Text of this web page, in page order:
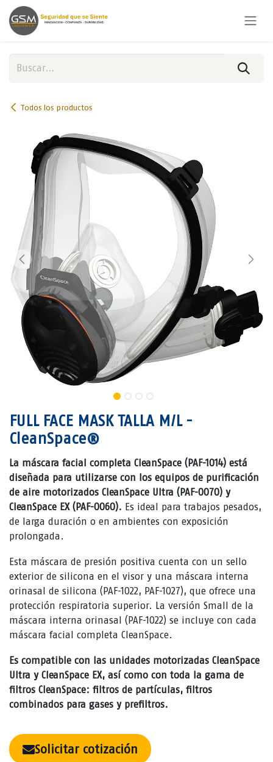
Ir al contenido
Todos los productos
FULL FACE MASK TALLA M/L -
CleanSpace®
La máscara facial completa CleanSpace (PAF-1014) está
diseñada para utilizarse con los equipos de purificación
de aire motorizados CleanSpace Ultra (PAF-0070) y
CleanSpace EX (PAF-0060). Es ideal para trabajos pesados,
de larga duración o en ambientes con exposición
prolongada.
Esta máscara de presión positiva cuenta con un sello
exterior de silicona en el visor y una máscara interna
orinasal de silicona (PAF-1022, PAF-1027), que ofrece una
protección respiratoria superior. La versión Small de la
máscara interna orinasal (PAF-1022) se incluye con cada
máscara facial completa CleanSpace.
Es compatible con las unidades motorizadas CleanSpace
Ultra y CleanSpace EX, así como con toda la gama de
filtros CleanSpace: filtros de partículas, filtros
combinados para gases y prefiltros.
Solicitar cotización